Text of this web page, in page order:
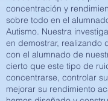
concentración y
sobre todo en el
Autismo. Nuestra
en demostrar, realizando
con el alumnado de
cierto que este tipo de
concentrarse, controlar
mejorar su rendimiento